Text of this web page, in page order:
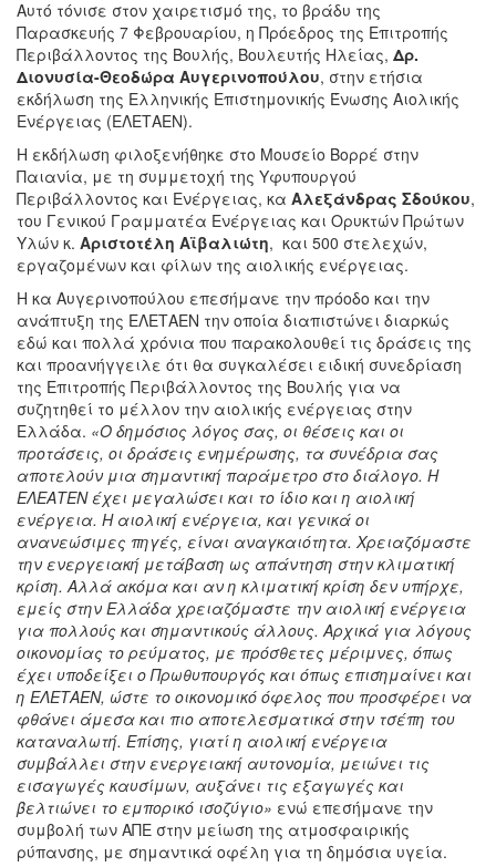
Αυτό τόνισε στον χαιρετισμό της, το βράδυ της
Παρασκευής 7 Φεβρουαρίου, η Πρόεδρος της Επιτροπής
Περιβάλλοντος της Βουλής, Βουλευτής Ηλείας, Δρ.
Διονυσία-Θεοδώρα Αυγερινοπούλου, στην ετήσια
εκδήλωση της Ελληνικής Επιστημονικής Ένωσης Αιολικής
Ενέργειας (ΕΛΕΤΑΕΝ).
Η εκδήλωση φιλοξενήθηκε στο Μουσείο Βορρέ στην
Παιανία, με τη συμμετοχή της Υφυπουργού
Περιβάλλοντος και Ενέργειας, κα Αλεξάνδρας Σδούκου,
του Γενικού Γραμματέα Ενέργειας και Ορυκτών Πρώτων
Υλών κ. Αριστοτέλη Αϊβαλιώτη, και 500 στελεχών,
εργαζομένων και φίλων της αιολικής ενέργειας.
Η κα Αυγερινοπούλου επεσήμανε την πρόοδο και την
ανάπτυξη της ΕΛΕΤΑΕΝ την οποία διαπιστώνει διαρκώς
εδώ και πολλά χρόνια που παρακολουθεί τις δράσεις της
και προανήγγειλε ότι θα συγκαλέσει ειδική συνεδρίαση
της Επιτροπής Περιβάλλοντος της Βουλής για να
συζητηθεί το μέλλον την αιολικής ενέργειας στην
Ελλάδα. «Ο δημόσιος λόγος σας, οι θέσεις και οι
προτάσεις, οι δράσεις ενημέρωσης, τα συνέδρια σας
αποτελούν μια σημαντική παράμετρο στο διάλογο. Η
ΕΛΕΑΤΕΝ έχει μεγαλώσει και το ίδιο και η αιολική
ενέργεια. Η αιολική ενέργεια, και γενικά οι
ανανεώσιμες πηγές, είναι αναγκαιότητα. Χρειαζόμαστε
την ενεργειακή μετάβαση ως απάντηση στην κλιματική
κρίση. Αλλά ακόμα και αν η κλιματική κρίση δεν υπήρχε,
εμείς στην Ελλάδα χρειαζόμαστε την αιολική ενέργεια
για πολλούς και σημαντικούς άλλους. Αρχικά για λόγους
οικονομίας το ρεύματος, με πρόσθετες μέριμνες, όπως
έχει υποδείξει ο Πρωθυπουργός και όπως επισημαίνει και
η ΕΛΕΤΑΕΝ, ώστε το οικονομικό όφελος που προσφέρει να
φθάνει άμεσα και πιο αποτελεσματικά στην τσέπη του
καταναλωτή. Επίσης, γιατί η αιολική ενέργεια
συμβάλλει στην ενεργειακή αυτονομία, μειώνει τις
εισαγωγές καυσίμων, αυξάνει τις εξαγωγές και
βελτιώνει το εμπορικό ισοζύγιο» ενώ επεσήμανε την
συμβολή των ΑΠΕ στην μείωση της ατμοσφαιρικής
ρύπανσης, με σημαντικά οφέλη για τη δημόσια υγεία.